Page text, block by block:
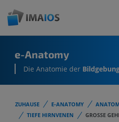
e-Anatomy
Die Anatomie der
ZUHAUSE E-ANATOMY
TIEFE HIRNVENEN
GROSSE